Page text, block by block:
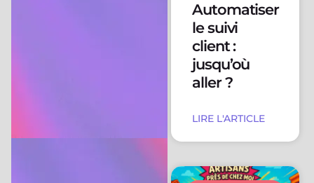
Automatiser
le suivi
client :
jusqu’où
aller ?
LIRE L'ARTICLE